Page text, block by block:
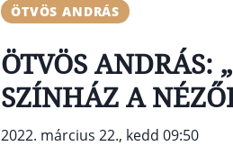
ÖTVÖS ANDRÁS
ÖTVÖS ANDRÁS:
SZÍNHÁZ A
2022. március 22., kedd 09:50